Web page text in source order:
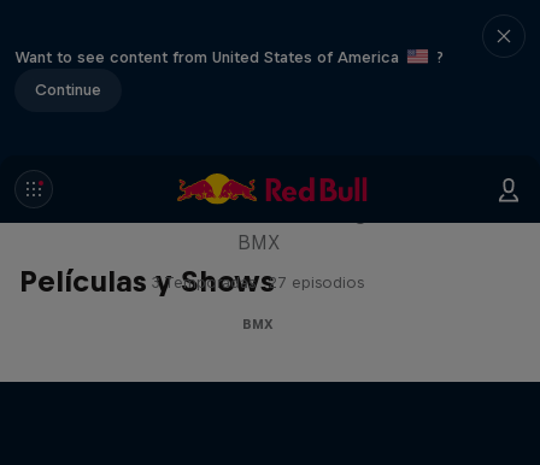
Want to see content from United States of America
?
Continue
Películas y Shows
Raditudes
BMX
3 Temporadas · 27 episodios
BMX